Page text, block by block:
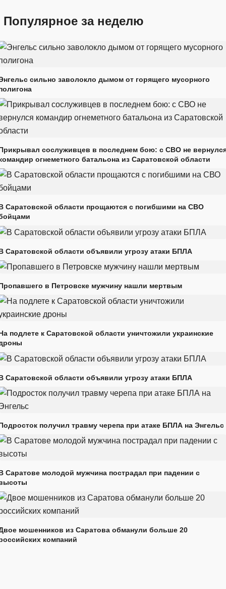
Популярное за неделю
сильно заволокло дымом от горящего мусорного
сослуживцев в последнем бою: с СВО не
огнеметного батальона из Саратовской области
Саратовской области прощаются с погибшими на СВО
Саратовской области объявили угрозу атаки БПЛА
в Петровске мужчину нашли мертвым
подлете к Саратовской области уничтожили украинские
Саратовской области объявили угрозу атаки БПЛА
получил травму черепа при атаке БПЛА на Энгельс
Саратове молодой мужчина пострадал при падении с
мошенников из Саратова обманули больше 20
компаний